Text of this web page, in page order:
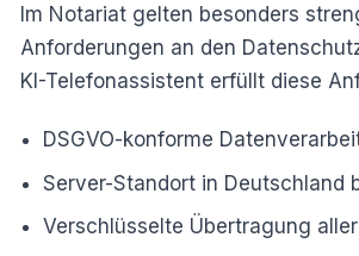
Im Notariat gelten besonders
Anforderungen an den
KI-Telefonassistent erfüllt diese
DSGVO-konforme
Server-Standort in Deutschland
Verschlüsselte Übertragung